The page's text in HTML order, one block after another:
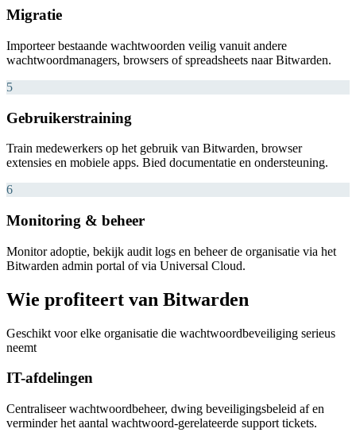
Migratie
Importeer bestaande wachtwoorden veilig vanuit andere
wachtwoordmanagers, browsers of spreadsheets naar Bitwarden.
5
Gebruikerstraining
Train medewerkers op het gebruik van Bitwarden, browser
extensies en mobiele apps. Bied documentatie en ondersteuning.
6
Monitoring & beheer
Monitor adoptie, bekijk audit logs en beheer de organisatie via het
Bitwarden admin portal of via Universal Cloud.
Wie profiteert van Bitwarden
Geschikt voor elke organisatie die wachtwoordbeveiliging serieus
neemt
IT-afdelingen
Centraliseer wachtwoordbeheer, dwing beveiligingsbeleid af en
verminder het aantal wachtwoord-gerelateerde support tickets.